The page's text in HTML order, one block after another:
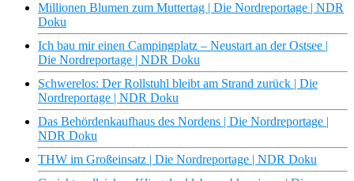
Millionen Blumen zum Muttertag | Die Nordreportage | NDR
Doku
Ich bau mir einen Campingplatz – Neustart an der Ostsee |
Die Nordreportage | NDR Doku
Schwerelos: Der Rollstuhl bleibt am Strand zurück | Die
Nordreportage | NDR Doku
Das Behördenkaufhaus des Nordens | Die Nordreportage |
NDR Doku
THW im Großeinsatz | Die Nordreportage | NDR Doku